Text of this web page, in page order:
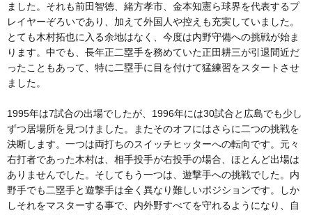
ました。それも前田智徳、緒方孝市、金本知憲ら球界を代表するプ
レイヤーぞろいであり、加えて外国人や控えも充実していました。
とても木村拓也に入る余地はなく、今度は内野守備への挑戦が始ま
ります。中でも、長年正二塁手を務めていた正田耕三が引退間近だ
ったこともあって、特に二塁手に目を付けて猛練習をスタートさせ
ました。
1995年は7試合の出場でしたが、1996年には30試合と広島でも少し
ずつ居場所を見つけました。またそのオフにはさらに二つの挑戦を
決断します。一つは両打ちのスイッチヒッターへの転向です。元々
右打者であった木村は、相手投手が右投手の場合、ほとんど出場は
ありませんでした。そしてもう一つは、遊撃手への挑戦でした。内
野手でも二塁手と遊撃手は全く異なり難しいポジションです。しか
しそれをマスターする事で、内外野すべてを守れるようになり、自